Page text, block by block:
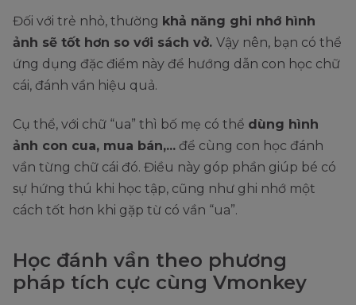
Đối với trẻ nhỏ, thường khả năng ghi nhớ hình
ảnh sẽ tốt hơn so với sách vở. Vậy nên, bạn có thể
ứng dụng đặc điểm này để hướng dẫn con học chữ
cái, đánh vần hiệu quả.
Cụ thể, với chữ “ua” thì bố mẹ có thể dùng hình
ảnh con cua, mua bán,... để cùng con học đánh
vần từng chữ cái đó. Điều này góp phần giúp bé có
sự hứng thú khi học tập, cũng như ghi nhớ một
cách tốt hơn khi gặp từ có vần “ua”.
Học đánh vần theo phương
pháp tích cực cùng Vmonkey